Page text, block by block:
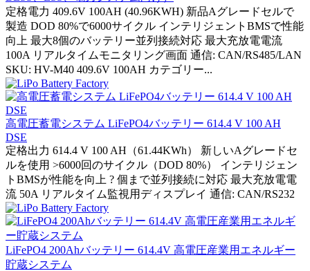
定格電力 409.6V 100AH (40.96KWH) 新品Aグレードセルで
製造 DOD 80%で6000サイクル インテリジェントBMSで性能
向上 最大8個のバッテリー並列接続対応 最大充放電電流
100A リアルタイムモニタリング画面 通信: CAN/RS485/LAN
SKU: HV-M40 409.6V 100AH カテゴリー...
高電圧蓄電システム LiFePO4バッテリー 614.4 V 100 AH
DSE
定格出力 614.4 V 100 AH（61.44KWh） 新しいAグレードセ
ルを使用 >6000回のサイクル（DOD 80%） インテリジェン
トBMSが性能を向上 ? 個まで並列接続に対応 最大充放電電
流 50A リアルタイム監視用ディスプレイ 通信: CAN/RS232
LiFePO4 200Ahバッテリー 614.4V 高電圧産業用エネルギー
貯蔵システム